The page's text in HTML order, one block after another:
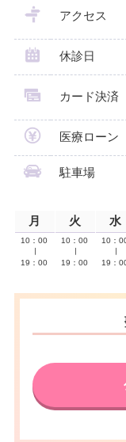
アクセス
休診日
カード決済
医療ローン
駐車場
月 火 水
10：00
19：00
10：00
19：00
10：
19：